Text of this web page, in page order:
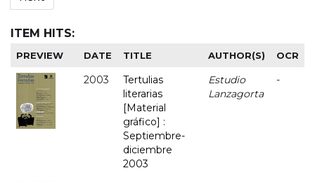
ITEM HITS:
PREVIEW DATE TITLE AUTHOR(S) OCR
2003
Tertulias
literarias
[Material
gráfico] :
Septiembre-
diciembre
2003
Estudio
Lanzagorta
-